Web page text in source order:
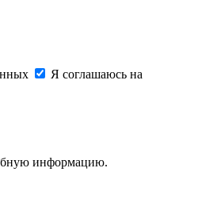
Я соглашаюсь на
информацию.